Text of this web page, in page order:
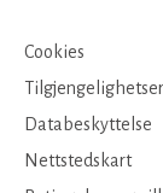
Cookies
Databeskyttelse
Nettstedskart